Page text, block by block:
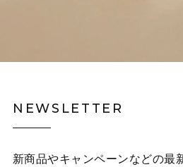
NEWSLETTER
新商品やキャンペーンなどの最